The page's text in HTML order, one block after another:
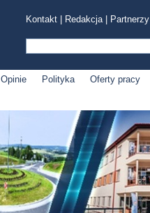
Kontakt Redakcja| Partnerzy
Opinie Polityka Oferty pracy